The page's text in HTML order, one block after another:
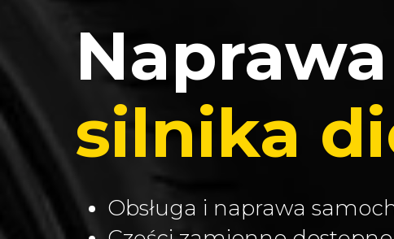
Naprawa
silnika
Obsługa i naprawa